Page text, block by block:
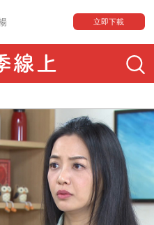
立即下載